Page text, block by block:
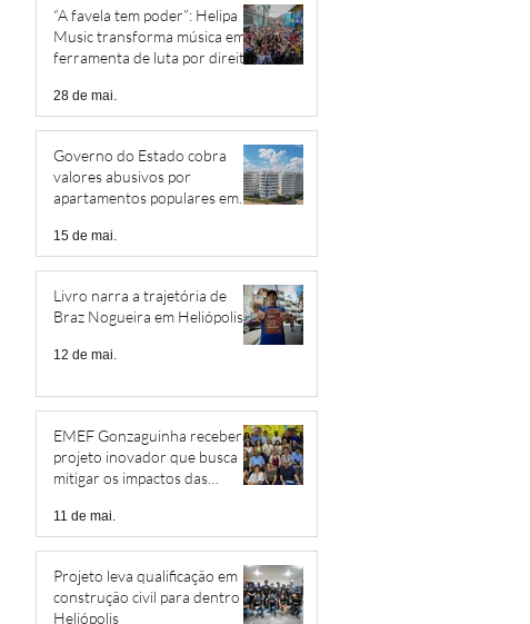
“A favela tem poder”: Helipa
Music transforma música em
ferramenta de luta por direitos
28 de mai.
Governo do Estado cobra
valores abusivos por
apartamentos populares em
15 de mai.
Livro narra a trajetória de
Braz Nogueira em Heliópolis
12 de mai.
EMEF Gonzaguinha receberá
projeto inovador que busca
mitigar os impactos das
11 de mai.
Projeto leva qualificação em
construção civil para dentro de
Heliópolis